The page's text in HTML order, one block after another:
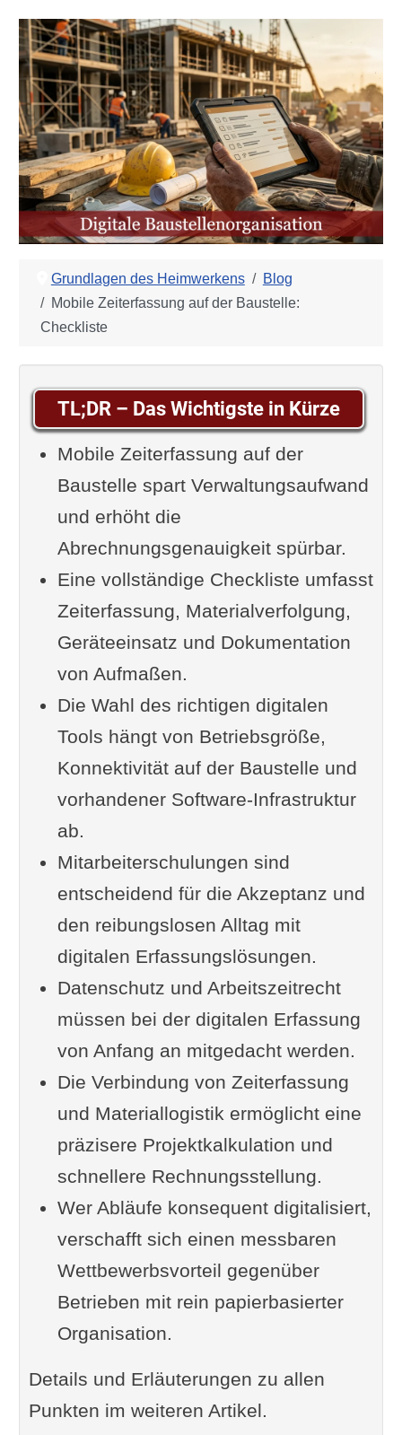
Grundlagen des Heimwerkens
Blog
Mobile Zeiterfassung auf der Baustelle:
Checkliste
TL;DR – Das Wichtigste in Kürze
Mobile Zeiterfassung auf der
Baustelle spart Verwaltungsaufwand
und erhöht die
Abrechnungsgenauigkeit spürbar.
Eine vollständige Checkliste umfasst
Zeiterfassung, Materialverfolgung,
Geräteeinsatz und Dokumentation
von Aufmaßen.
Die Wahl des richtigen digitalen
Tools hängt von Betriebsgröße,
Konnektivität auf der Baustelle und
vorhandener Software-Infrastruktur
ab.
Mitarbeiterschulungen sind
entscheidend für die Akzeptanz und
den reibungslosen Alltag mit
digitalen Erfassungslösungen.
Datenschutz und Arbeitszeitrecht
müssen bei der digitalen Erfassung
von Anfang an mitgedacht werden.
Die Verbindung von Zeiterfassung
und Materiallogistik ermöglicht eine
präzisere Projektkalkulation und
schnellere Rechnungsstellung.
Wer Abläufe konsequent digitalisiert,
verschafft sich einen messbaren
Wettbewerbsvorteil gegenüber
Betrieben mit rein papierbasierter
Organisation.
Details und Erläuterungen zu allen
Punkten im weiteren Artikel.